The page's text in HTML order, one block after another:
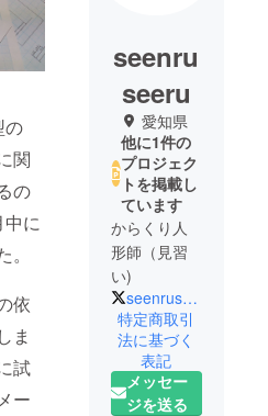
の
関
の
に
依
ま
試
ー
seenru
seeru
愛知県
他に1件の
プロジェク
トを掲載し
ています
からくり人
形師（見習
い)
seenruseeru
特定商取引
法に基づく
表記
メッセー
ジを送る